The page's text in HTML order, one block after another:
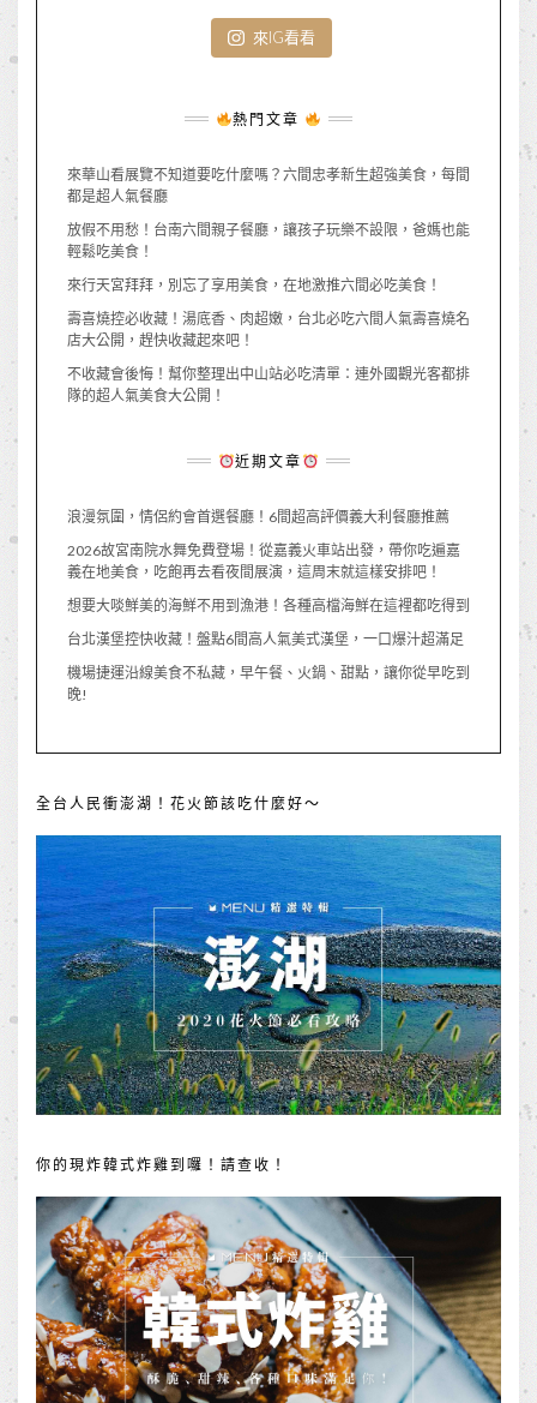
來IG看看
熱門文章
來華山看展覽不知道要吃什麼嗎？六間忠孝新生超強美食，每間
都是超人氣餐廳
放假不用愁！台南六間親子餐廳，讓孩子玩樂不設限，爸媽也能
輕鬆吃美食！
來行天宮拜拜，別忘了享用美食，在地激推六間必吃美食！
壽喜燒控必收藏！湯底香、肉超嫩，台北必吃六間人氣壽喜燒名
店大公開，趕快收藏起來吧！
不收藏會後悔！幫你整理出中山站必吃清單：連外國觀光客都排
隊的超人氣美食大公開！
近期文章
浪漫氛圍，情侶約會首選餐廳！6間超高評價義大利餐廳推薦
2026故宮南院水舞免費登場！從嘉義火車站出發，帶你吃遍嘉
義在地美食，吃飽再去看夜間展演，這周末就這樣安排吧！
想要大啖鮮美的海鮮不用到漁港！各種高檔海鮮在這裡都吃得到
台北漢堡控快收藏！盤點6間高人氣美式漢堡，一口爆汁超滿足
機場捷運沿線美食不私藏，早午餐、火鍋、甜點，讓你從早吃到
晚!
全台人民衝澎湖！花火節該吃什麼好～
你的現炸韓式炸雞到囉！請查收！